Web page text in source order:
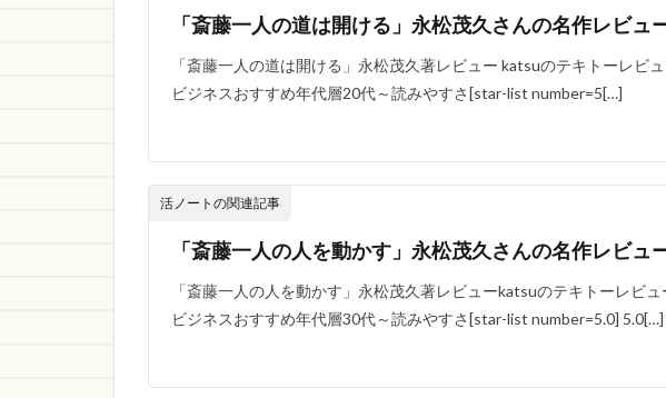
「斎藤一人の道は開ける」永松茂久さんの名作レビュ
「斎藤一人の道は開ける」永松茂久著レビュー katsuのテキトーレビ
ビジネスおすすめ年代層20代～読みやすさ[star-list number=5[…]
活ノートの関連記事
「斎藤一人の人を動かす」永松茂久さんの名作レビュ
「斎藤一人の人を動かす」永松茂久著レビューkatsuのテキトーレビ
ビジネスおすすめ年代層30代～読みやすさ[star-list number=5.0] 5.0[…]